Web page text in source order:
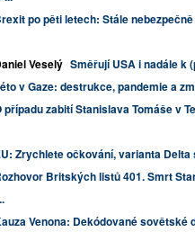
po pěti letech: Stále
Veselý Směřují USA i nadále k
v Gaze: destrukce, pandemie a
případu zabití Stanislava Tomáše v
Zrychlete očkování, varianta
Britských listů 401. Smrt
Venona: Dekódované sovětské